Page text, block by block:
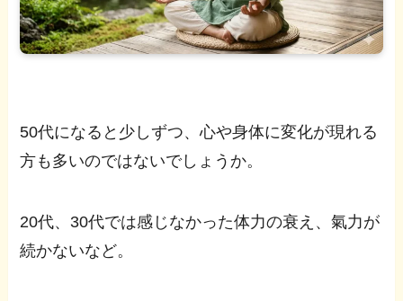
50代になると少しずつ、心や身体に変化が現れる
方も多いのではないでしょうか。
20代、30代では感じなかった体力の衰え、氣力が
続かないなど。